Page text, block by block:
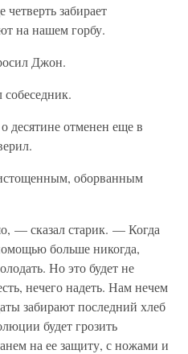
забирает
на нашем горбу.
Джон.
десятине отменен еще в
оборванным
— сказал старик. — Когда
больше никогда,
Но это будет не
нечего надеть. Нам нечем
забирают последний хлеб
будет грозить
на ее защиту, с ножами и